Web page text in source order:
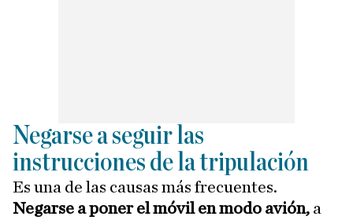
Negarse a seguir las
instrucciones de la tripulación
Es una de las causas más frecuentes.
Negarse a poner el móvil en modo avión, a